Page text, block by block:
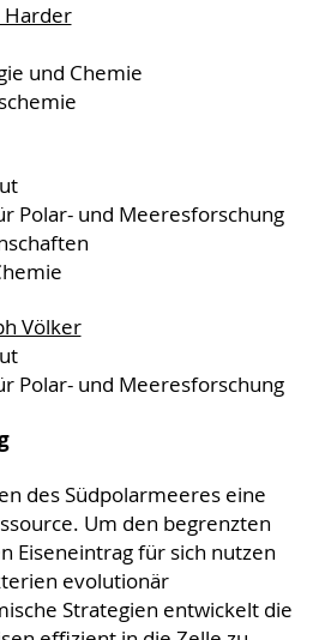
Harder
und Chemie
Polar- und Meeresforschung
Völker
Polar- und Meeresforschung
des Südpolarmeeres eine
Um den begrenzten
Eiseneintrag für sich nutzen
evolutionär
Strategien entwickelt die